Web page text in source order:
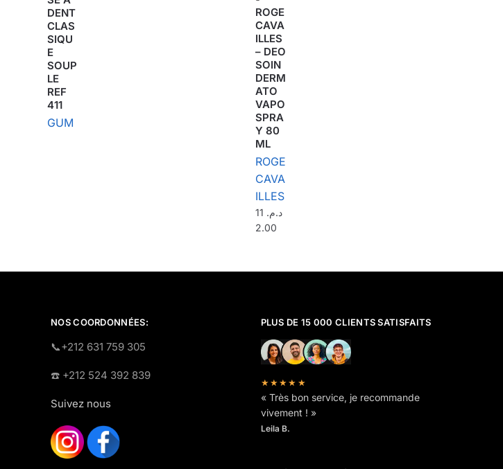
DENT
CLAS
SIQU
E
SOUP
LE
REF
411
GUM
ROGE
CAVA
ILLES
– DEO
SOIN
DERM
ATO
VAPO
SPRA
Y 80
ML
ROGE
CAVA
ILLES
د.م. 11
2.00
NOS COORDONNÉES:
​📞+212 631 759 305
☎️​ +212 524 392 839
Suivez nous
PLUS DE 15 000 CLIENTS SATISFAITS
★★★★★
« Très bon service, je recommande
vivement ! »
Leila B.